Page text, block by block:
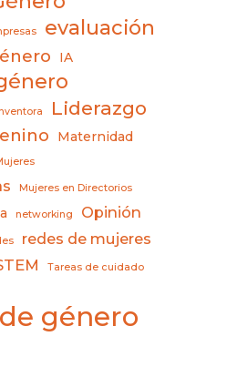
evaluación
IA
Liderazgo
Maternidad
Mujeres en Directorios
networking Opinión
redes de mujeres
Tareas de cuidado
género